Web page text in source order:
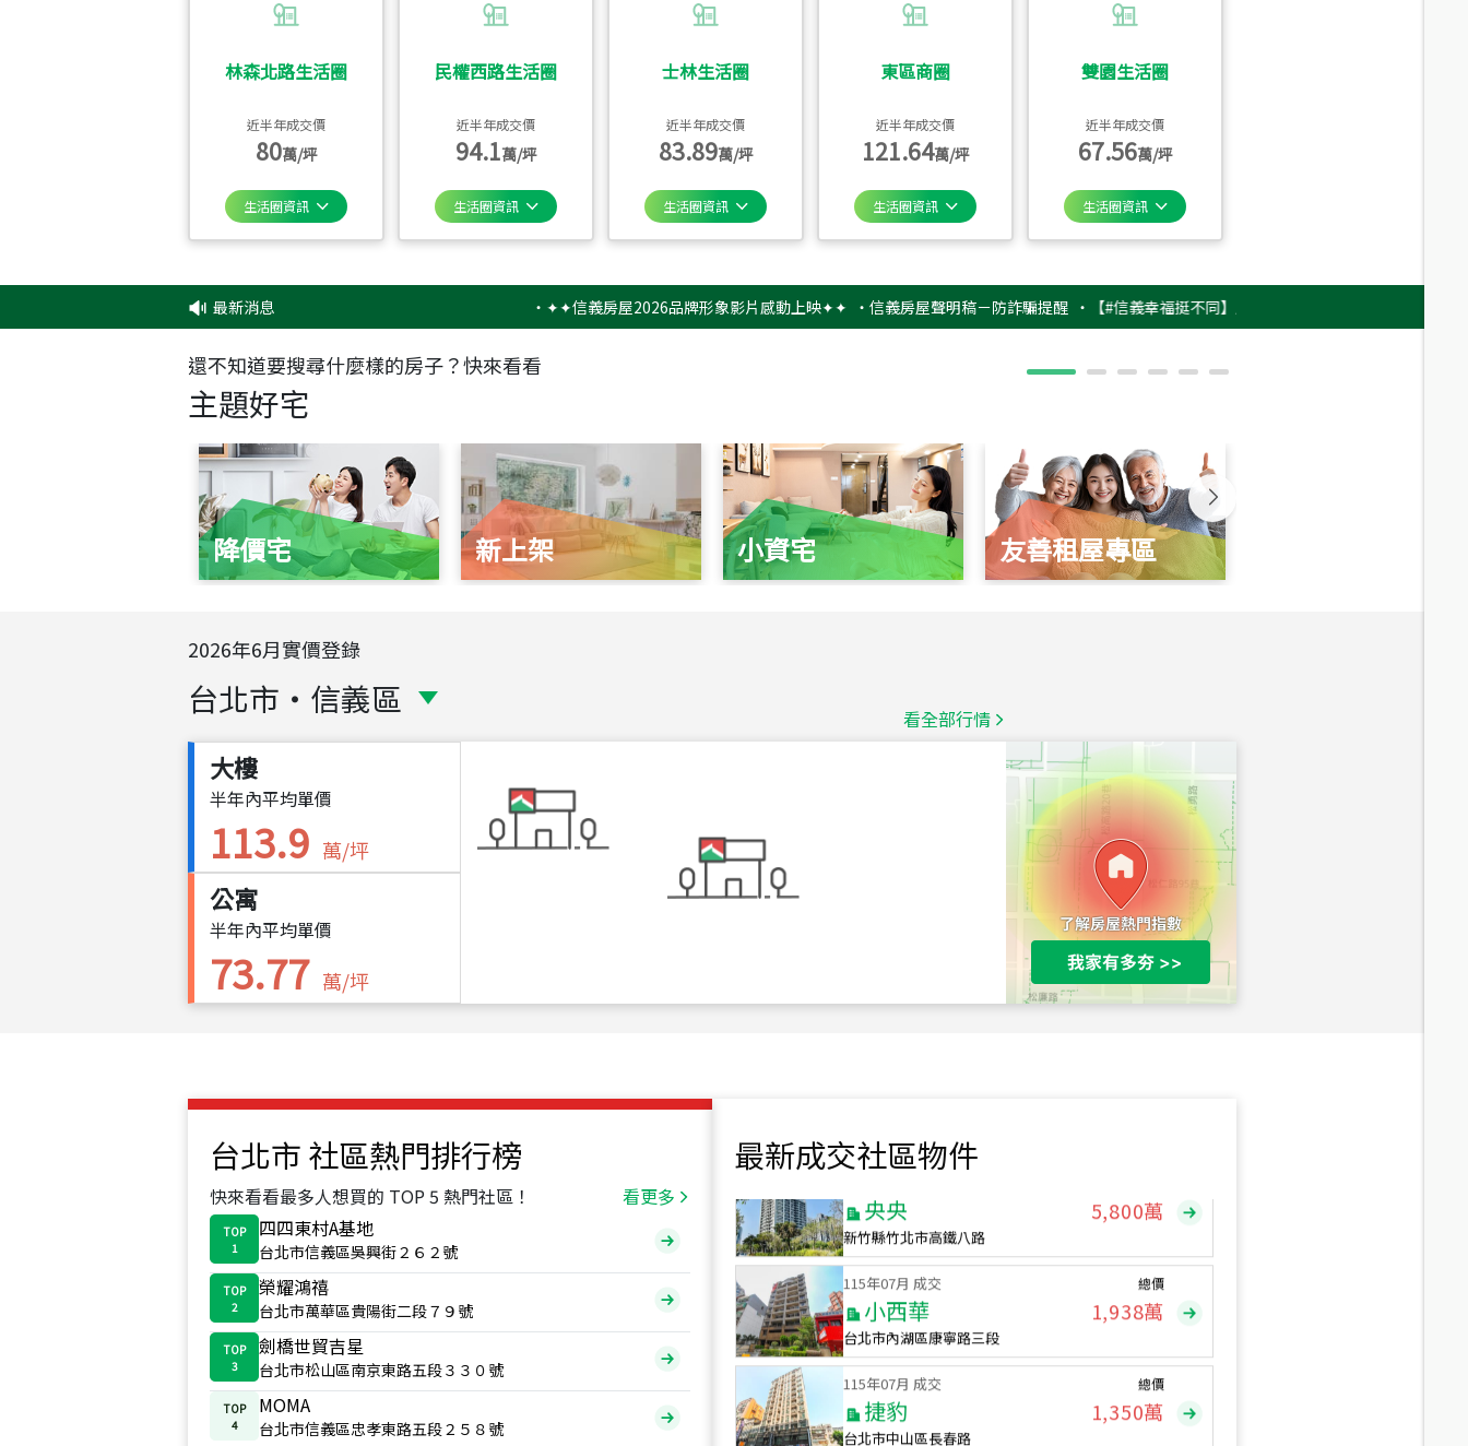
林森北路生活圈
近半年成交價
80萬/坪
生活圈資訊
民權西路生活圈
近半年成交價
94.1萬/坪
生活圈資訊
士林生活圈
近半年成交價
83.89萬/坪
生活圈資訊
東區商圈
近半年成交價
121.64萬/坪
生活圈資訊
雙園生活圈
近半年成交價
67.56萬/坪
生活圈資訊
最新消息 ✦✦信義房屋2026品牌形象影片感動上映✦✦ ‧信義房屋聲明稿－防詐騙提醒 ‧【#信義幸福挺不同】用實力，讓升職免抽號碼牌！最新雇主品
還不知道要搜尋什麼樣的房子？快來看看
主題好宅
降價宅 新上架 小資宅 友善租屋專區
2026年6月實價登錄
台北市 ・ 信義區 看全部行情
大樓
半年內平均單價
113.9 萬/坪
公寓
半年內平均單價
73.77 萬/坪
台北市 社區熱門排行榜
快來看看最多人想買的 TOP 5 熱門社區！ 看更多
TOP
1
四四東村A基地
台北市信義區吳興街２６２號
TOP
2
榮耀鴻禧
台北市萬華區貴陽街二段７９號
TOP
3
劍橋世貿吉星
台北市松山區南京東路五段３３０號
TOP
4
MOMA
台北市信義區忠孝東路五段２５８號
最新成交社區物件
台北市中山區長春路
1,020萬
總價
490萬
新竹市新竹市慈祥路
總價
1,808萬
115年07月 成交
新竹縣竹北市高鐵八路
115年07月 成交
小西華
台北市內湖區康寧路三段
總價
1,938萬
115年07月 成交
捷豹
台北市中山區長春路
總價
1,350萬